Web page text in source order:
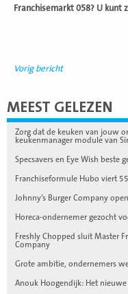
Franchisemarkt 058? U kunt
Vorig bericht
MEEST GELEZEN
Zorg dat de keuken van jouw
keukenmanager module van
Specsavers en Eye Wish beste
Franchiseformule Hubo viert
Johnny’s Burger Company
Horeca-ondernemer gezocht
Freshly Chopped sluit Master
Company
Grote ambitie, ondernemers
Anouk Hoogendijk: Het